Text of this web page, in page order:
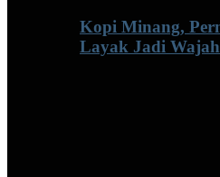
Kopi Minang,
Layak Jadi